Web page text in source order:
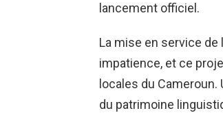
lancement officiel.
La mise en service de
impatience, et ce
locales du
du patrimoine